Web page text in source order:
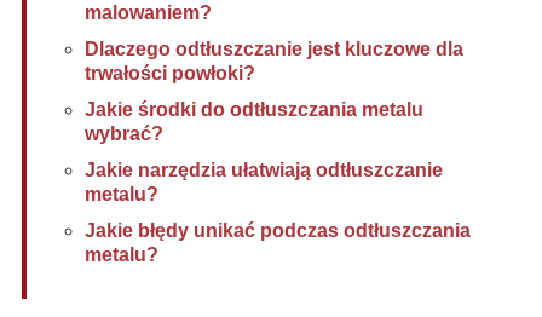
malowaniem?
Dlaczego odtłuszczanie jest kluczowe dla
trwałości powłoki?
Jakie środki do odtłuszczania metalu
wybrać?
Jakie narzędzia ułatwiają odtłuszczanie
metalu?
Jakie błędy unikać podczas odtłuszczania
metalu?